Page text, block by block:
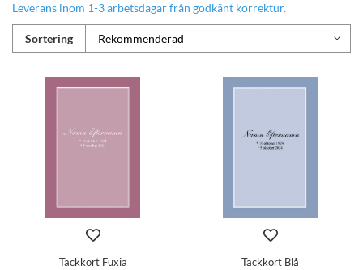
Leverans inom 1-3 arbetsdagar från godkänt korrektur.
Sortering
Tackkort Fuxia Tackkort Blå